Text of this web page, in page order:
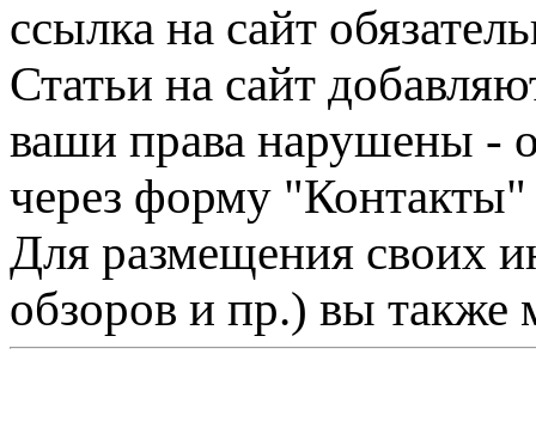
ссылка на сайт
Статьи на сайт
ваши права нарушены -
через форму "Контакты"
Для размещения своих
обзоров и пр.) вы также